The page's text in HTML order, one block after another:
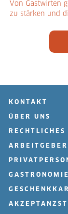
Von Gastwirten
zu stärken und
KONTAKT
ÜBER UNS
RECHTLICHES
ARBEITGEBER
GASTRONOMIE